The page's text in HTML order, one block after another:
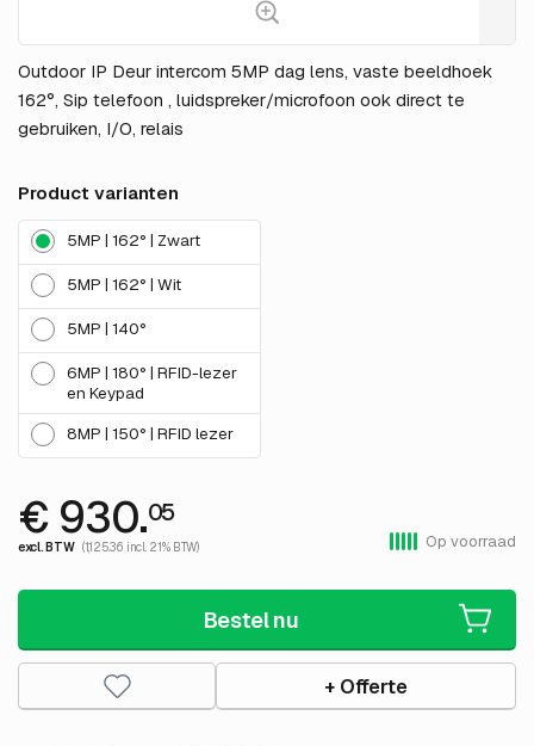
Outdoor IP Deur intercom 5MP dag lens, vaste beeldhoek
162°, Sip telefoon , luidspreker/microfoon ook direct te
gebruiken, I/O, relais
Product varianten
5MP | 162° | Zwart
5MP | 162° | Wit
5MP | 140°
6MP | 180° | RFID-lezer
en Keypad
8MP | 150° | RFID lezer
€ 930.05
excl. BTW (1,125.36 incl. 21% BTW) Op voorraad
Bestel nu
+ Offerte